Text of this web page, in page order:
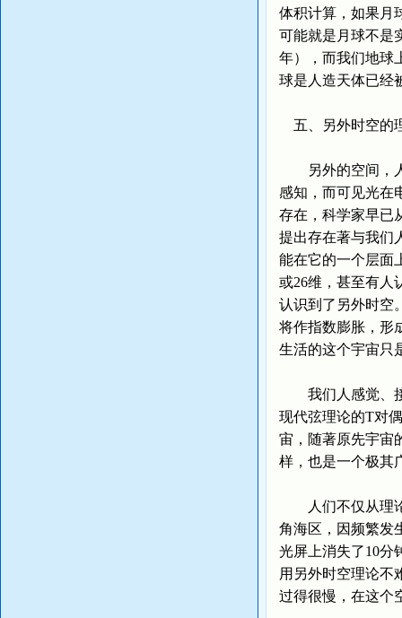
体积计算，如果月
可能就是月球不是
年），而我们地球
球是人造天体已经
五、另外时空的
另外的空间，人
感知，而可见光在
存在，科学家早已
提出存在著与我们
能在它的一个层面
或26维，甚至有人
认识到了另外时空
将作指数膨胀，形
生活的这个宇宙只
我们人感觉、接
现代弦理论的T对
宙，随著原先宇宙
样，也是一个极其
人们不仅从理论
角海区，因频繁发
光屏上消失了10分
用另外时空理论不
过得很慢，在这个